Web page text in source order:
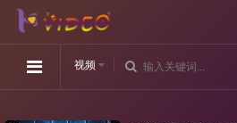
视频